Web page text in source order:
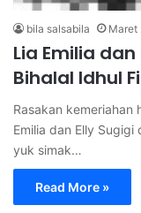
bila salsabila Maret
Lia Emilia
Bihalal Idhul
Rasakan kemeriahan
Emilia dan Elly
yuk simak…
Read More »